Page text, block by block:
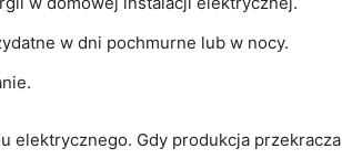
w dni‌ pochmurne lub w nocy.
elektrycznego. Gdy ⁢produkcja ⁤przekracza